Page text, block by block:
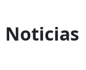
Noticias